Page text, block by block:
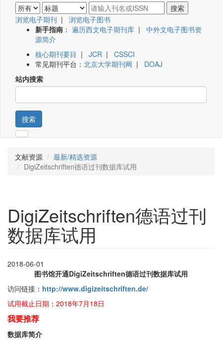
浏览电子期刊 | 浏览电子图书
新手指南 ： 遍历西文电子期刊库 | 中外文电子图书资
源简介
核心期刊要目 | JCR | CSSCI
常见期刊平台： 北京大学期刊网 | DOAJ
站内搜索
搜索
文献资源
最新/精选资源
DigiZeitschriften德语过刊数据库试用
DigiZeitschriften德语过刊
数据库试用
2018-06-01
图书馆开通DigiZeitschriften德语过刊数据库试用
访问链接： http://www.digizeitschriften.de/
试用截止日期：2018年7月18日
我要推荐
数据库简介